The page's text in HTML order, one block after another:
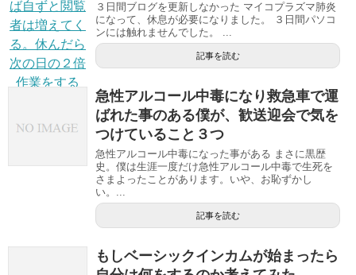
３日間ブログを更新しなかった マイコプラズマ肺炎
になって、休息が必要になりました。 ３日間パソコ
ンには触れませんでした。 ...
記事を読む
急性アルコール中毒になり救急車で運
ばれた事のある僕が、歓送迎会で気を
つけていること３つ
急性アルコール中毒になった事がある まさに黒歴
史。僕は生涯一度だけ急性アルコール中毒で生死を
さまよったことがあります。いや、お恥ずかし
い。...
記事を読む
もしベーシックインカムが始まったら